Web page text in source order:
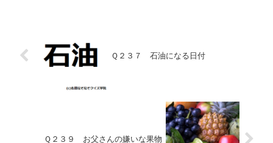
Ｑ２３７ 石油になる日付
Ｑ２３９ お父さんの嫌いな果物